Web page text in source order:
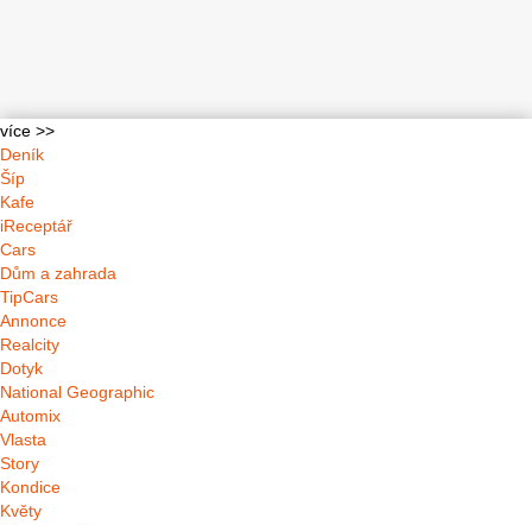
více >>
Deník
Šíp
Kafe
iReceptář
Cars
Dům a zahrada
TipCars
Annonce
Realcity
Dotyk
National Geographic
Automix
Vlasta
Story
Kondice
Květy